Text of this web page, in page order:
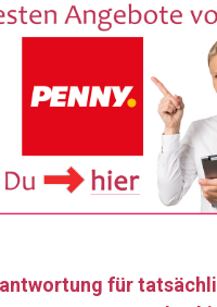
für